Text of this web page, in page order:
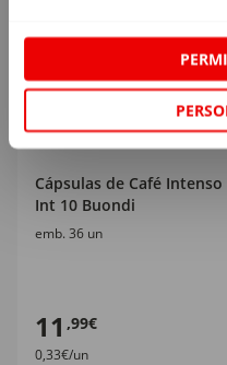
Cápsulas de Café Intenso
Int 10 Buondi
emb. 36 un
11 ,99€
0,33€/un